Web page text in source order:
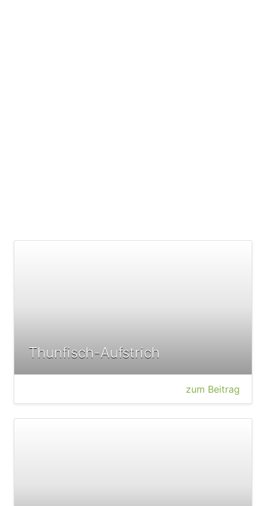
Thunfisch-Aufstrich
zum Beitrag